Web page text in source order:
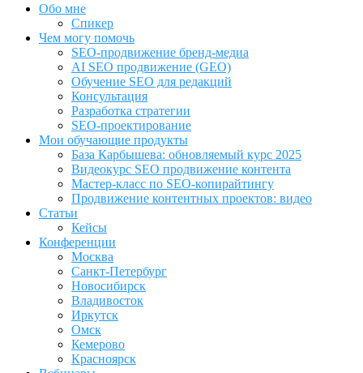
Обо мне
Спикер
Чем могу помочь
SEO-продвижение бренд-медиа
AI SEO продвижение (GEO)
Обучение SEO для редакций
Консультация
Разработка стратегии
SEO-проектирование
Мои обучающие продукты
База Карбышева: обновляемый курс 2025
Видеокурс SEO продвижение контента
Мастер-класс по SEO-копирайтингу
Продвижение контентных проектов: видео
Статьи
Кейсы
Конференции
Москва
Санкт-Петербург
Новосибирск
Владивосток
Иркутск
Омск
Кемерово
Красноярск